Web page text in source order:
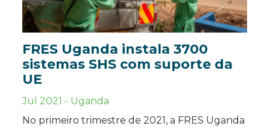
FRES Uganda instala 3700
sistemas SHS com suporte da
UE
Jul 2021 - Uganda
No primeiro trimestre de 2021, a FRES Uganda